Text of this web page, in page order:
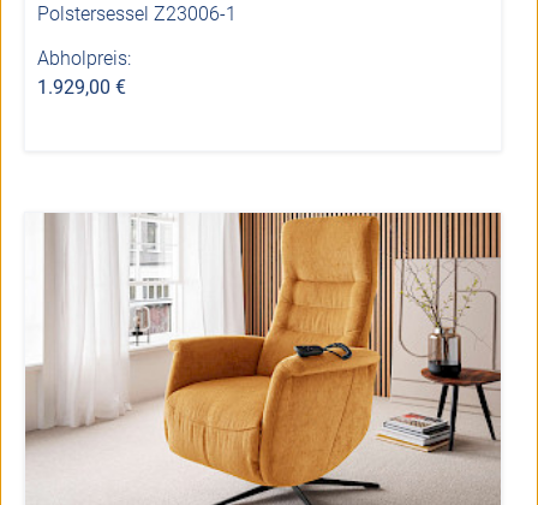
Polstersessel Z23006-1
Abholpreis:
1.929,00 €